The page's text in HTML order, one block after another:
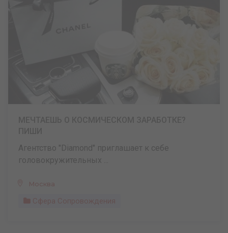
Агентство "Diamond" приглашает к себе
головокружительных ...
Москва
Сфера Сопровождения